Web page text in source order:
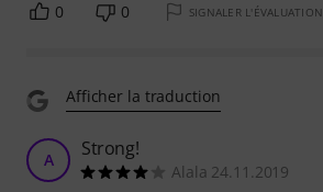
0 0 SIGNALER L'ÉVALUATION
Afficher la traduction
A Strong!
Alala 24.11.2019